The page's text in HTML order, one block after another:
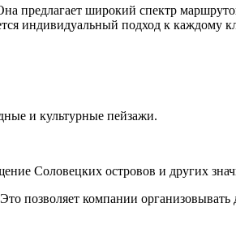
предлагает широкий спектр
индивидуальный подход к каждому
и культурные пейзажи.
Соловецких островов и других
позволяет компании